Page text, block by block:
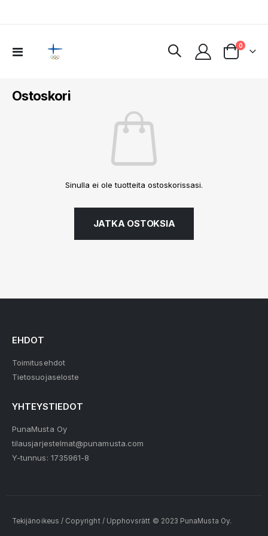
Toggle
Cart
0tuotteet
Ostoskori
Sinulla ei ole tuotteita ostoskorissasi.
JATKA OSTOKSIA
EHDOT
Toimitusehdot
Tietosuojaseloste
YHTEYSTIEDOT
PunaMusta Oy
tilausjarjestelmat@punamusta.com
Y-tunnus: 1735961-8
Tekijänoikeus / Copyright / Upphovsrätt © 2023 PunaMusta Oy.